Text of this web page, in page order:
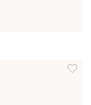
Lägg